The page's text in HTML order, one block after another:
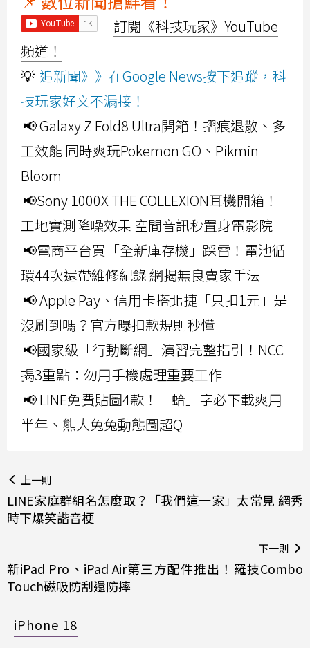
訂閱《科技玩家》YouTube
頻道！
💡 追新聞》》在Google News按下追蹤，科
技玩家好文不漏接！
📢 Galaxy Z Fold8 Ultra開箱！摺痕退散、多
工效能 同時爽玩Pokemon GO、Pikmin
Bloom
📢Sony 1000X THE COLLEXION耳機開箱！
工地實測降噪效果 空間音訊秒置身電影院
📢電商平台買「全新庫存機」踩雷！電池循
環44次還帶維修紀錄 網揭無良賣家手法
📢 Apple Pay、信用卡搭北捷「只扣1元」是
沒刷到嗎？官方曝扣款規則秒懂
📢國家級「行動斷網」演習完整指引！NCC
揭3重點：勿用手機處理重要工作
📢 LINE免費貼圖4款！「蛤」字必下載爽用
半年、熊大兔兔動態圖超Q
上一則
LINE家庭群組名怎麼取？「我們這一家」太常見 網秀
時下爆笑諧音梗
下一則
新iPad Pro、iPad Air第三方配件推出！羅技Combo
Touch磁吸防刮還防摔
iPhone 18